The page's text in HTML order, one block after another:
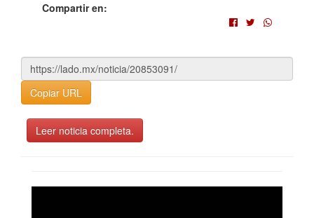
Compartir en:
Copiar URL
Leer noticia completa.